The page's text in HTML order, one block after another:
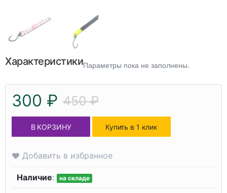
ХарактеристикиПараметры пока не заполнены.
300 ₽ 450 ₽
В КОРЗИНУ Купить в 1 клик
Добавить в избранное
Наличие: на складе